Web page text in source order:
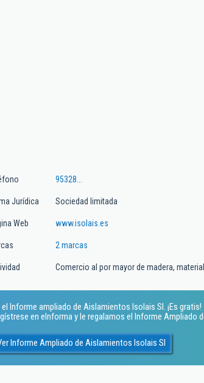
95328...
Jurídica Sociedad limitada
Web www.isolais.es
2 marcas
Comercio al por mayor de madera,
el Informe ampliado de Aislamientos Isolais Sl. ¡Es gratis!
en eInforma y le regalamos el Informe Ampliado
Informe Ampliado de Aislamientos Isolais Sl